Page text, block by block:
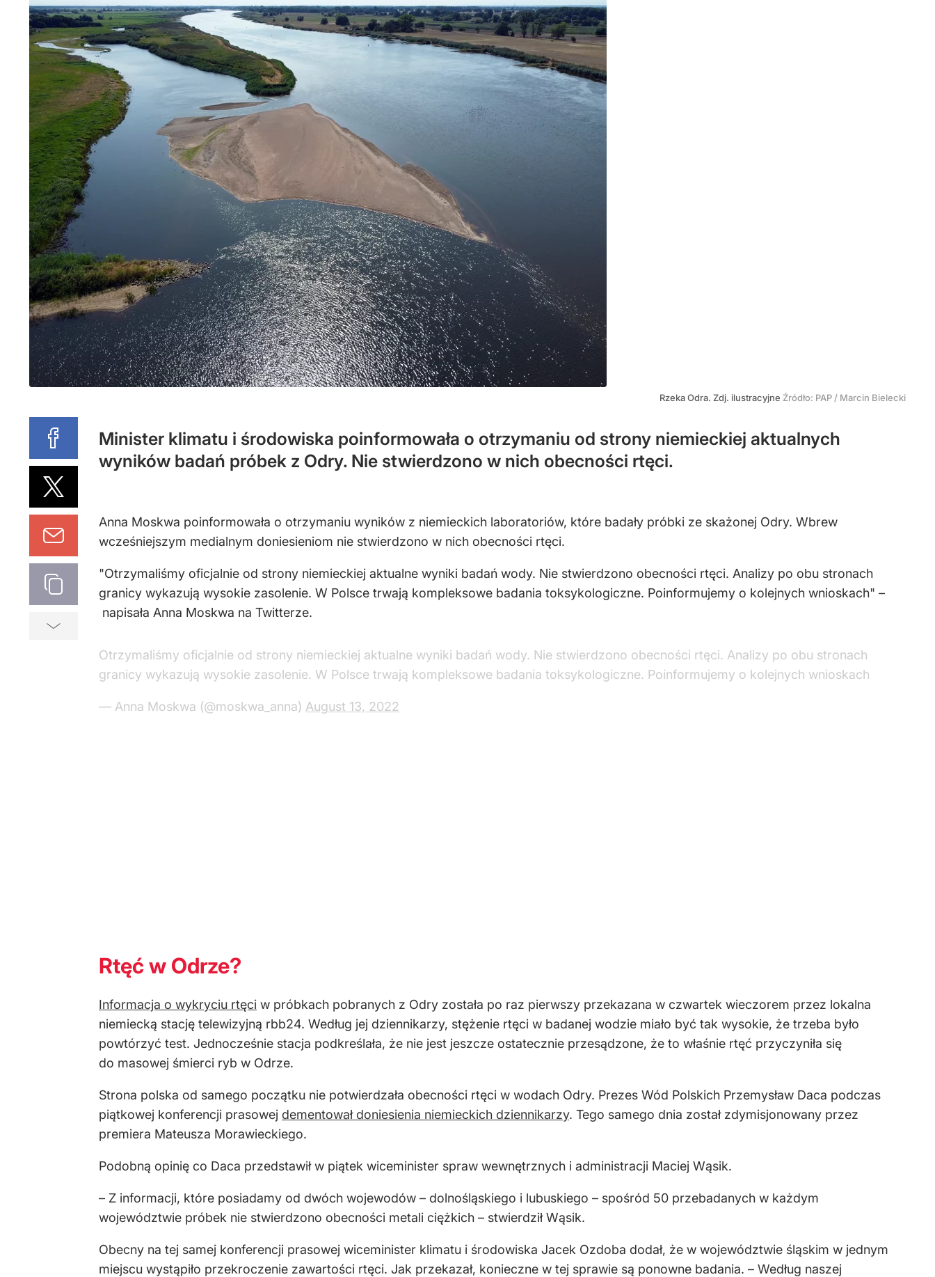
Trump wściekł się na ujawnione informacje. Grozi więzieniem
4
Polska spółka szuka ratunku. Wielomilionowa pożyczka
1
PiS proponuje deportację części Ukraińców. Kaczyński wyjaśnia
26
Rzeka Odra. Zdj. ilustracyjne Źródło: PAP / Marcin Bielecki
Minister klimatu i środowiska poinformowała o otrzymaniu od strony niemieckiej aktualnych
wyników badań próbek z Odry. Nie stwierdzono w nich obecności rtęci.
Anna Moskwa poinformowała o otrzymaniu wyników z niemieckich laboratoriów, które badały próbki ze skażonej Odry. Wbrew
wcześniejszym medialnym doniesieniom nie stwierdzono w nich obecności rtęci.
"Otrzymaliśmy oficjalnie od strony niemieckiej aktualne wyniki badań wody. Nie stwierdzono obecności rtęci. Analizy po obu stronach
granicy wykazują wysokie zasolenie. W Polsce trwają kompleksowe badania toksykologiczne. Poinformujemy o kolejnych wnioskach" –
napisała Anna Moskwa na Twitterze.
Otrzymaliśmy oficjalnie od strony niemieckiej aktualne wyniki badań wody. Nie stwierdzono obecności rtęci. Analizy po obu stronach
granicy wykazują wysokie zasolenie. W Polsce trwają kompleksowe badania toksykologiczne. Poinformujemy o kolejnych wnioskach
— Anna Moskwa (@moskwa_anna) August 13, 2022
Rtęć w Odrze?
Informacja o wykryciu rtęci w próbkach pobranych z Odry została po raz pierwszy przekazana w czwartek wieczorem przez lokalna
niemiecką stację telewizyjną rbb24. Według jej dziennikarzy, stężenie rtęci w badanej wodzie miało być tak wysokie, że trzeba było
powtórzyć test. Jednocześnie stacja podkreślała, że nie jest jeszcze ostatecznie przesądzone, że to właśnie rtęć przyczyniła się
do masowej śmierci ryb w Odrze.
Strona polska od samego początku nie potwierdzała obecności rtęci w wodach Odry. Prezes Wód Polskich Przemysław Daca podczas
piątkowej konferencji prasowej dementował doniesienia niemieckich dziennikarzy. Tego samego dnia został zdymisjonowany przez
premiera Mateusza Morawieckiego.
Podobną opinię co Daca przedstawił w piątek wiceminister spraw wewnętrznych i administracji Maciej Wąsik.
– Z informacji, które posiadamy od dwóch wojewodów – dolnośląskiego i lubuskiego – spośród 50 przebadanych w każdym
województwie próbek nie stwierdzono obecności metali ciężkich – stwierdził Wąsik.
Obecny na tej samej konferencji prasowej wiceminister klimatu i środowiska Jacek Ozdoba dodał, że w województwie śląskim w jednym
miejscu wystąpiło przekroczenie zawartości rtęci. Jak przekazał, konieczne w tej sprawie są ponowne badania. – Według naszej